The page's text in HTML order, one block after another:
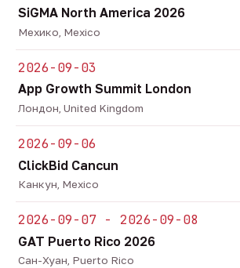
SiGMA North America 2026
Мехико, Mexico
2026-09-03
App Growth Summit London
Лондон, United Kingdom
2026-09-06
ClickBid Cancun
Канкун, Mexico
2026-09-07 - 2026-09-08
GAT Puerto Rico 2026
Сан-Хуан, Puerto Rico